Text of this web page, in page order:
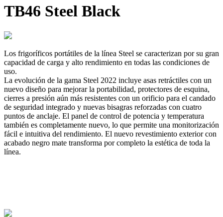
TB46 Steel Black
Los frigoríficos portátiles de la línea Steel se caracterizan por su gran
capacidad de carga y alto rendimiento en todas las condiciones de
uso.
La evolución de la gama Steel 2022 incluye asas retráctiles con un
nuevo diseño para mejorar la portabilidad, protectores de esquina,
cierres a presión aún más resistentes con un orificio para el candado
de seguridad integrado y nuevas bisagras reforzadas con cuatro
puntos de anclaje. El panel de control de potencia y temperatura
también es completamente nuevo, lo que permite una monitorización
fácil e intuitiva del rendimiento. El nuevo revestimiento exterior con
acabado negro mate transforma por completo la estética de toda la
línea.